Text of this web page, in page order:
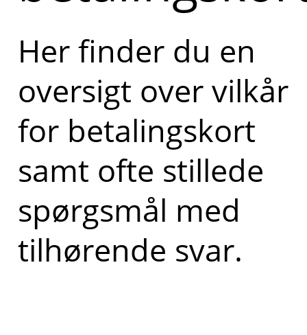
Her finder du en
oversigt over vilkår
for betalingskort
samt ofte stillede
spørgsmål med
tilhørende svar.